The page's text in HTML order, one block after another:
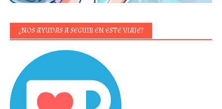
¿NOS AYUDAS A SEGUIR EN ESTE VIAJE?